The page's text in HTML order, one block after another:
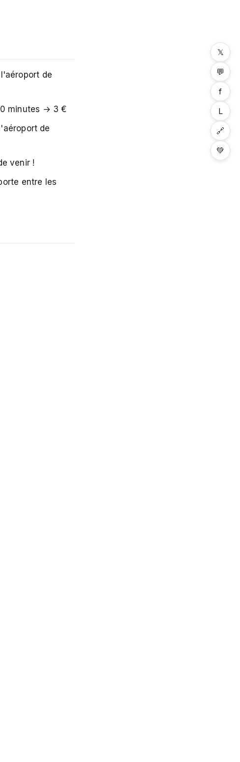
de
minutes → 3 €
de
venir !
entre les
𝕏
💬
f
L
🔗
💚